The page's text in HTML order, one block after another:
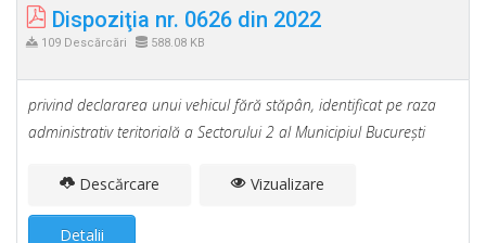
Dispoziţia nr. 0626 din 2022
109 Descărcări 588.08 KB
privind declararea unui vehicul fără stăpân, identificat pe raza
administrativ teritorială a Sectorului 2 al Municipiul Bucureşti
Descărcare Vizualizare
Detalii